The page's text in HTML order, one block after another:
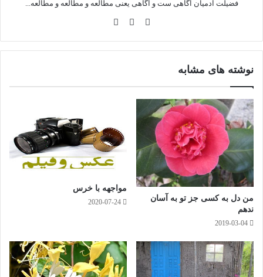
تا غُنچه خندانت دولت به که خواهد داد، ای شاخ گُل رعنا از بهر که می رویی..!
فضیلت آدمیان آگاهی ست و آگاهی یعنی مطالعه و مطالعه و مطالعه...
وبس
فی
وک گرا
نوشته های مشابه
من دل به كسی جز تو به آسان
ندهم
2019-03-04
مواجهه با خرس
2020-07-24